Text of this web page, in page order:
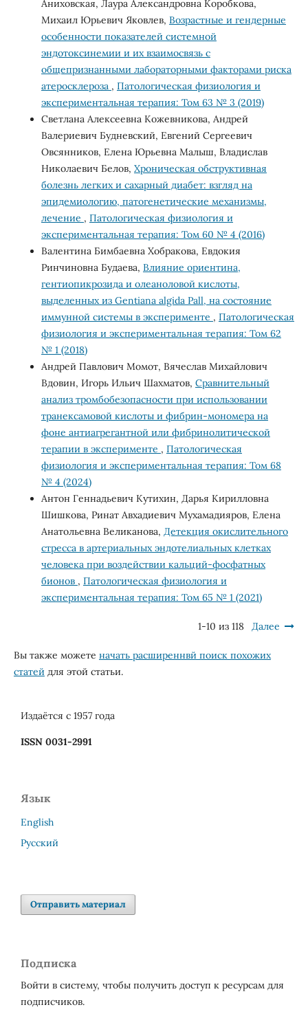
Аниховская, Лаура Александровна Коробкова,
Михаил Юрьевич Яковлев, Возрастные и гендерные
особенности показателей системной
эндотоксинемии и их взаимосвязь с
общепризнанными лабораторными факторами риска
атеросклероза , Патологическая физиология и
экспериментальная терапия: Том 63 № 3 (2019)
Светлана Алексеевна Кожевникова, Андрей
Валериевич Будневский, Евгений Сергеевич
Овсянников, Елена Юрьевна Малыш, Владислав
Николаевич Белов, Хроническая обструктивная
болезнь легких и сахарный диабет: взгляд на
эпидемиологию, патогенетические механизмы,
лечение , Патологическая физиология и
экспериментальная терапия: Том 60 № 4 (2016)
Валентина Бимбаевна Хобракова, Евдокия
Ринчиновна Будаева, Влияние ориентина,
гентиопикрозида и олеаноловой кислоты,
выделенных из Gentiana algida Pall, на состояние
иммунной системы в эксперименте , Патологическая
физиология и экспериментальная терапия: Том 62
№ 1 (2018)
Андрей Павлович Момот, Вячеслав Михайлович
Вдовин, Игорь Ильич Шахматов, Сравнительный
анализ тромбобезопасности при использовании
транексамовой кислоты и фибрин-мономера на
фоне антиагрегантной или фибринолитической
терапии в эксперименте , Патологическая
физиология и экспериментальная терапия: Том 68
№ 4 (2024)
Антон Геннадьевич Кутихин, Дарья Кирилловна
Шишкова, Ринат Авхадиевич Мухамадияров, Елена
Анатольевна Великанова, Детекция окислительного
стресса в артериальных эндотелиальных клетках
человека при воздействии кальций-фосфатных
бионов , Патологическая физиология и
экспериментальная терапия: Том 65 № 1 (2021)
1-10 из 118 Далее
Вы также можете начать расширеннвй поиск похожих
статей для этой статьи.
Издаётся с 1957 года
ISSN 0031-2991
Язык
English
Русский
Отправить материал
Подписка
Войти в систему, чтобы получить доступ к ресурсам для
подписчиков.